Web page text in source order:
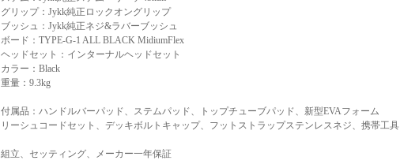
グリップ：Jykk純正ロックオングリップ
ブッシュ：Jykk純正ネジ&ラバーブッシュ
ボード：TYPE-G-1 ALL BLACK MidiumFlex
ヘッドセット：インターナルヘッドセット
カラー：Black
重量：9.3kg
付属品：ハンドルバーパッド、ステムパッド、トップチューブパッド、新型EVAフォーム
リーシュコードセット、デッキボルトキャップ、フットストラップステンレスネジ、携帯工具
組立、セッティング、メーカー一年保証